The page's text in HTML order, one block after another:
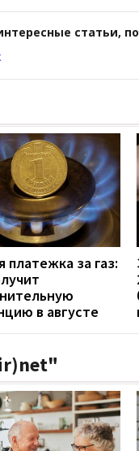
статьи,
платежка за газ:
в августе